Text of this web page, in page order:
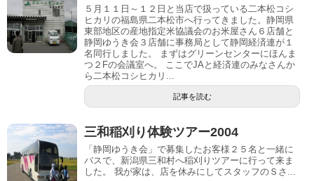
５月１１日～１２日と当店で扱っている二本松コシ
ヒカリの福島県二本松市へ行ってきました。静岡県
東部地区の産地指定米協議会のお米屋さん６店舗と
静岡ゆうき会３店舗に事務局として静岡経済連が１
名同行しました。 まずはグリーンセンターにほんま
つ２Fの会議室へ。 ここでJAと経済連のみなさんか
ら二本松コシヒカリ...
記事を読む
三和稲刈り体験ツアー2004
「静岡ゆうき会」で募集したお客様２５名と一緒に
バスで、新潟県三和村へ稲刈りツアーに行って来ま
した。 我が家は、店を休みにしてスタッフのＳさ...